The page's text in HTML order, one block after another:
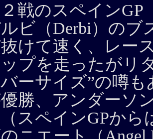
戦のスペインGP
ビ（Derbi）のブ
けて速く、レー
ップを走ったがリ
ーサイズ”の噂
勝、アンダーソ
スペインGPから